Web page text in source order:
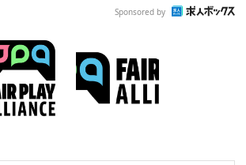
Sponsored by